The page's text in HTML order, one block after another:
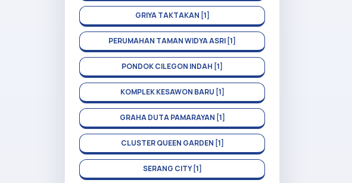
GRIYA TAKTAKAN [1]
PERUMAHAN TAMAN WIDYA ASRI [1]
PONDOK CILEGON INDAH [1]
KOMPLEK KESAWON BARU [1]
GRAHA DUTA PAMARAYAN [1]
CLUSTER QUEEN GARDEN [1]
SERANG CITY [1]